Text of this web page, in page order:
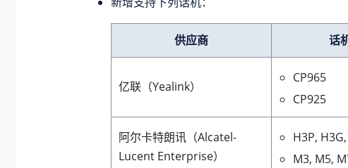
供应商 话
亿联（Yealink）
CP965
CP925
阿尔卡特朗讯（Alcatel-
Lucent Enterprise）
H3P,
M3, M5,